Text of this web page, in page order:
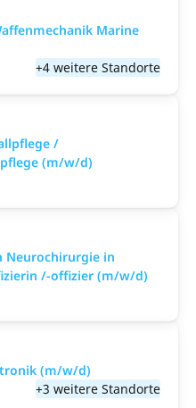
Marine
+4 weitere Standorte
/
(m/w/d)
Neurochirurgie in
/-offizier (m/w/d)
(m/w/d)
+3 weitere Standorte